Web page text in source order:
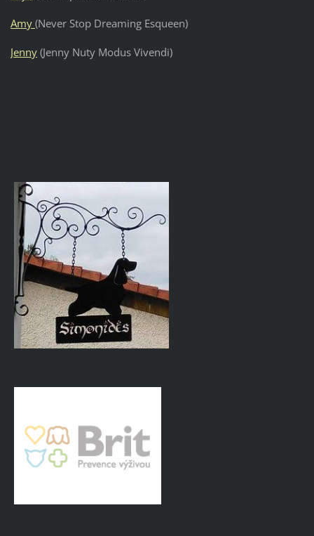
Amy (Never Stop Dreaming Esqueen)
Jenny(Jenny Nuty Modus Vivendi)